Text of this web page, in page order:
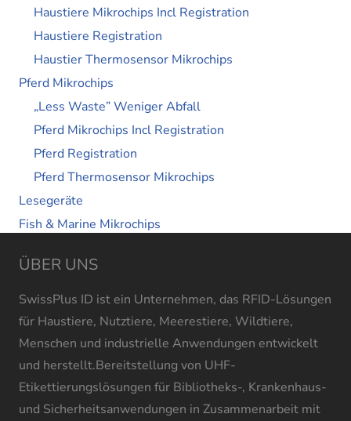
Haustiere Mikrochips Incl Registration
Haustiere Registration
Haustier Thermosensor Mikrochips
Pferd Mikrochips
„Less Waste” Weniger Abfall
Pferd Mikrochips Incl Registration
Pferd Registration
Pferd Thermosensor Mikrochips
Lesegeräte
Fish & Marine Mikrochips
ÜBER UNS
SwissPlus ID ist ein Unternehmen, das RFID-Lösungen
für Haustiere, Nutztiere, Meerestiere, Wildtiere,
Menschen und industrielle Anwendungen entwickelt
und herstellt.Bereitstellung von UHF-
Etikettierungslösungen für Bibliotheks-, Krankenhaus-
und Sicherheitsanwendungen in Zusammenarbeit mit